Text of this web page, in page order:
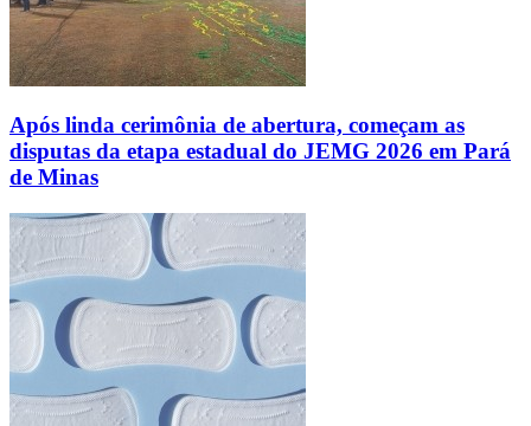
Após linda cerimônia de abertura, começam as
disputas da etapa estadual do JEMG 2026 em Pará
de Minas